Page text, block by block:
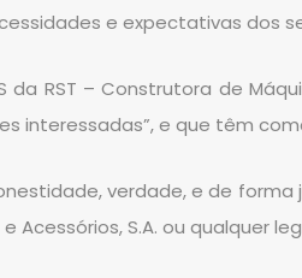
e expectativas dos
da RST – Construtora de
interessadas”, e que têm
verdade, e de
Acessórios, S.A. ou qualquer